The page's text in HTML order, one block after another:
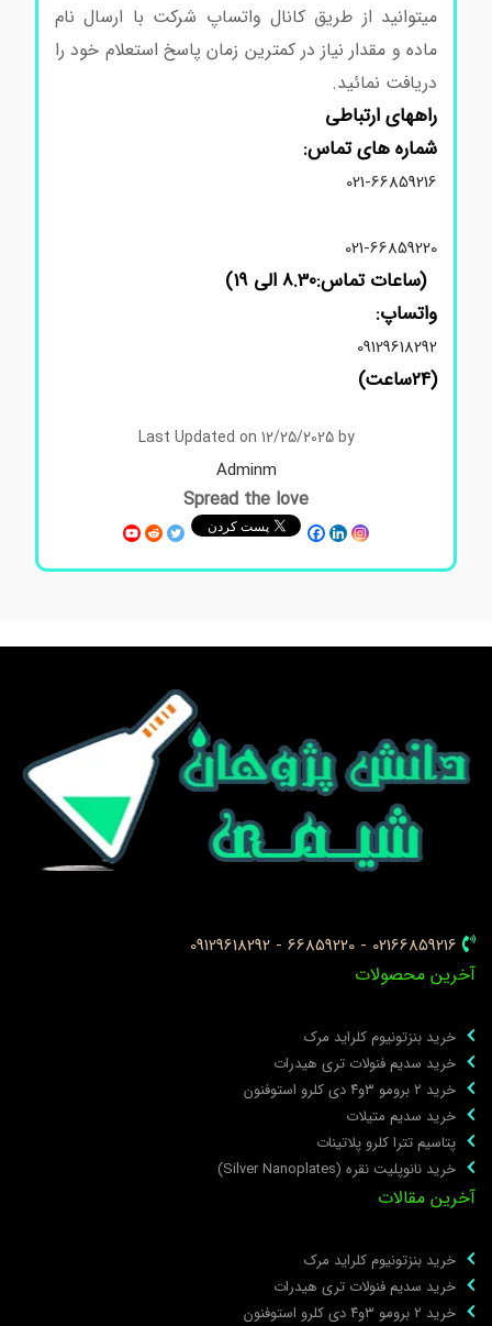
میتوانید از طریق کانال واتساپ شرکت با ارسال نام
ماده و مقدار نیاز در کمترین زمان پاسخ استعلام خود را
دریافت نمائید.
راههای ارتباطی
شماره های تماس:
021-66859216
021-66859220
(ساعات تماس:8.30 الی 19)
واتساپ:
09129618292
Last Updated on 12/25/2025 by
Adminm
Spread the love
02166859216 - 66859220 - 09129618292
محصولات
خرید بنزتونیوم کلراید مرک
خرید سدیم فنولات تری هیدرات
خرید ۲ برومو ۳و۴ دی‌ کلرو استوفنون
خرید سدیم متیلات
پتاسیم تترا کلرو پلاتینات
خرید نانوپلیت نقره (Silver Nanoplates)
مقالات
خرید بنزتونیوم کلراید مرک
خرید سدیم فنولات تری هیدرات
خرید ۲ برومو ۳و۴ دی‌ کلرو استوفنون